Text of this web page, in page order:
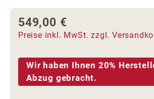
Regulärer Preis:
549,00 €
Preise inkl. MwSt. zzgl.
Wir haben Ihnen 20%
Abzug gebracht.